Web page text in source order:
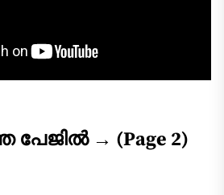
→ (Page 2)